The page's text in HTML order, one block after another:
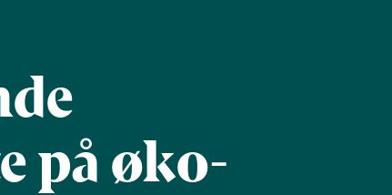
på øko-